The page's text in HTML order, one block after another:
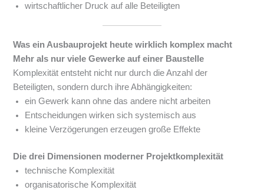
wirtschaftlicher Druck auf alle Beteiligten
Was ein Ausbauprojekt heute wirklich komplex macht
Mehr als nur viele Gewerke auf einer Baustelle
Komplexität entsteht nicht nur durch die Anzahl der
Beteiligten, sondern durch ihre Abhängigkeiten:
ein Gewerk kann ohne das andere nicht arbeiten
Entscheidungen wirken sich systemisch aus
kleine Verzögerungen erzeugen große Effekte
Die drei Dimensionen moderner Projektkomplexität
technische Komplexität
organisatorische Komplexität